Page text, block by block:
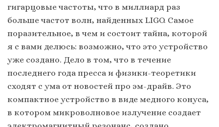
гигарцовые частоты, что в миллиард раз
больше частот волн, найденных LIGO. Самое
поразительное, в чем и состоит тайна, которой
я с вами делюсь: возможно, что это устройство
уже создано. Дело в том, что в течение
последнего года пресса и физики-теоретики
сходят с ума от новостей про эм-драйв. Это
компактное устройство в виде медного конуса,
в котором микроволновое излучение создает